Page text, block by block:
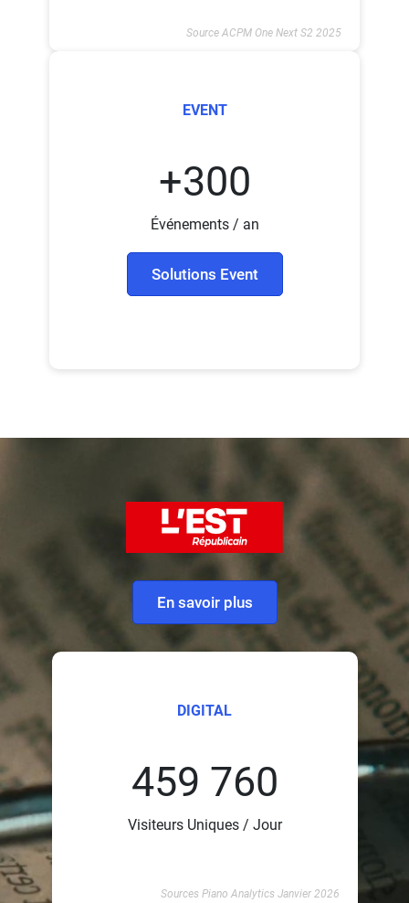
Source ACPM One Next S2 2025
EVENT
+300
Événements / an
Solutions Event
En savoir plus
DIGITAL
459 760
Visiteurs Uniques / Jour
Sources Piano Analytics Janvier 2026